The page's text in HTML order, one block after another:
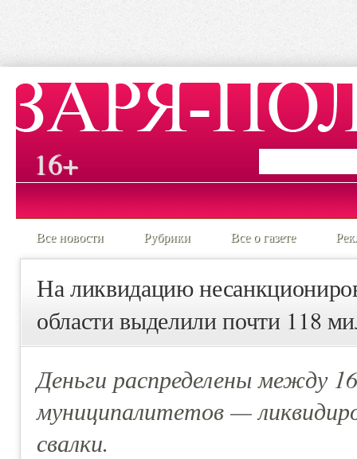
16+
Все новости Рубрики Все о газете
На ликвидацию
области выделили почти 118
Деньги распределены между
муниципалитетов —
свалки.